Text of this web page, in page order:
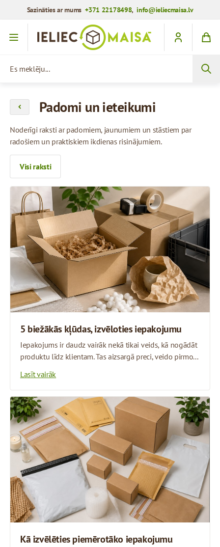
Sazināties ar mums+371 22178498,info@ieliecmaisa.lv
Iet uz saturu
Padomi un ieteikumi
Noderīgi raksti ar padomiem, jaunumiem un stāstiem par
radošiem un praktiskiem ikdienas risinājumiem.
Visi raksti
5 biežākās kļūdas, izvēloties iepakojumu
Iepakojums ir daudz vairāk nekā tikai veids, kā nogādāt
produktu līdz klientam. Tas aizsargā preci, veido pirmo...
Lasīt vairāk
Kā izvēlēties piemērotāko iepakojumu